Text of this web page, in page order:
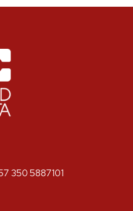
350 5887101